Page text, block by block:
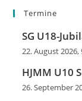
Termine
SG U18-
22. August 2026,
HJMM U10
26. September